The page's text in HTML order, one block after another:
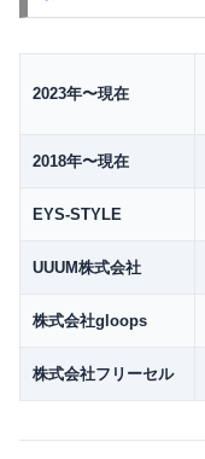
2023年〜現在
2018年〜現在
EYS-STYLE
UUUM株式会社
株式会社gloops
株式会社フリーセル